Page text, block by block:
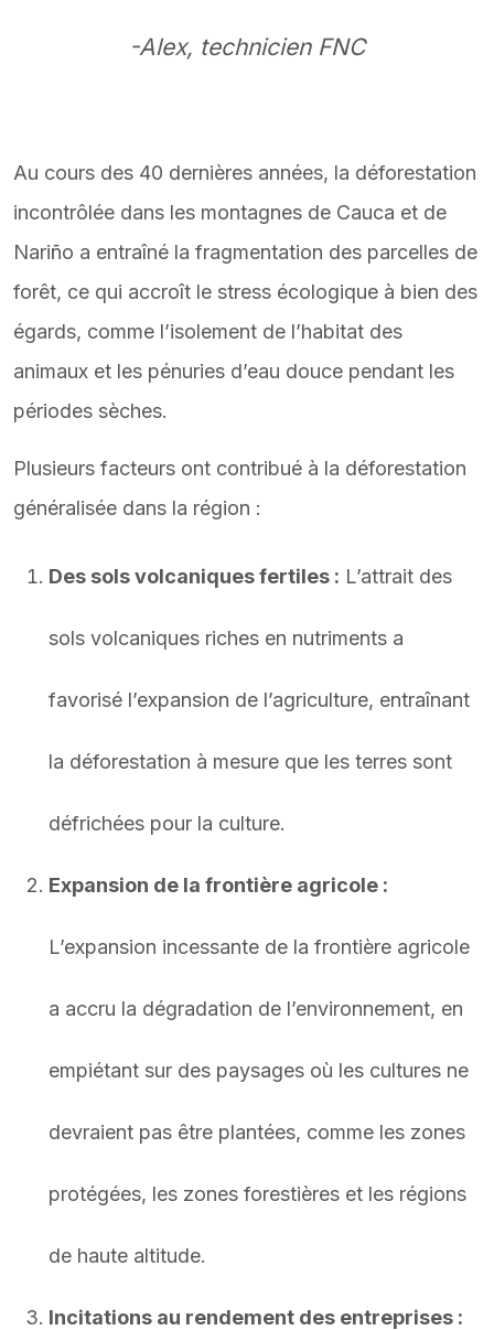
-Alex, technicien FNC
Au cours des 40 dernières années, la déforestation
incontrôlée dans les montagnes de Cauca et de
Nariño a entraîné la fragmentation des parcelles de
forêt, ce qui accroît le stress écologique à bien des
égards, comme l’isolement de l’habitat des
animaux et les pénuries d’eau douce pendant les
périodes sèches.
Plusieurs facteurs ont contribué à la déforestation
généralisée dans la région :
Des sols volcaniques fertiles : L’attrait des
sols volcaniques riches en nutriments a
favorisé l’expansion de l’agriculture, entraînant
la déforestation à mesure que les terres sont
défrichées pour la culture.
Expansion de la frontière agricole :
L’expansion incessante de la frontière agricole
a accru la dégradation de l’environnement, en
empiétant sur des paysages où les cultures ne
devraient pas être plantées, comme les zones
protégées, les zones forestières et les régions
de haute altitude.
Incitations au rendement des entreprises :